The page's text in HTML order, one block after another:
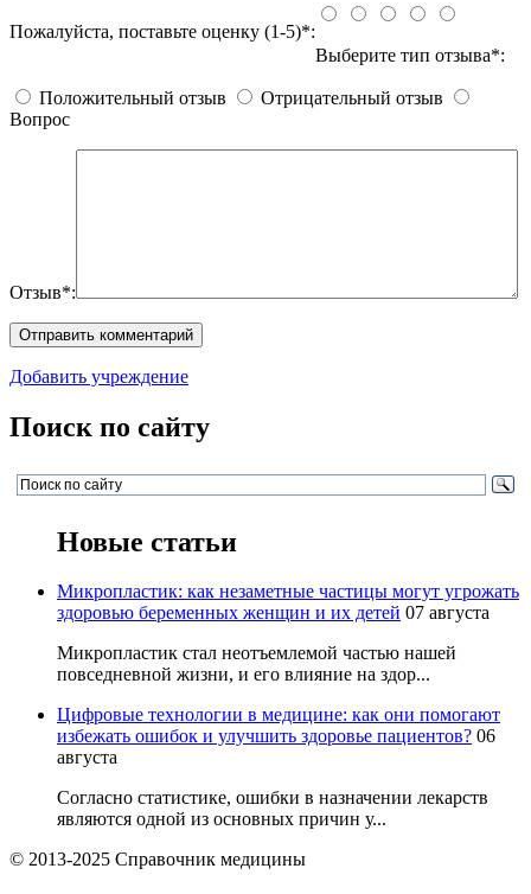
Пожалуйста, поставьте оценку (1-5)*:
Выберите тип отзыва*:
Положительный отзыв
Отрицательный отзыв
Вопрос
Отзыв*:
Добавить учреждение
Поиск по сайту
Новые статьи
Микропластик: как незаметные частицы могут угрожать
здоровью беременных женщин и их детей 07 августа
Микропластик стал неотъемлемой частью нашей
повседневной жизни, и его влияние на здор...
Цифровые технологии в медицине: как они помогают
избежать ошибок и улучшить здоровье пациентов? 06
августа
Согласно статистике, ошибки в назначении лекарств
являются одной из основных причин у...
© 2013-2025 Справочник медицины